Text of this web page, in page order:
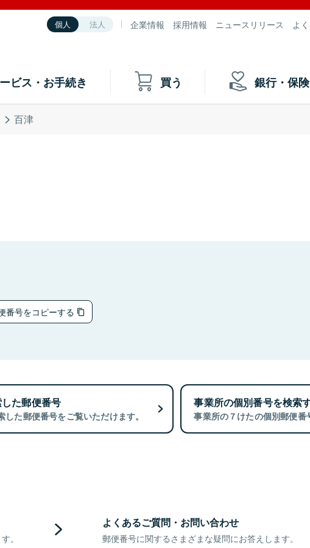
個人 法人 企業情報 採用情報 ニュースリリース よ
ビス・お手続き 買う 銀行・保険
百津
番号をコピーする
た郵便番号
した郵便番号をご覧いただけます。
事業所の個別番号を検索
事業所の７けたの個別郵便番
。
よくあるご質問・お問い合わせ
郵便番号に関するさまざまな疑問にお答えします。